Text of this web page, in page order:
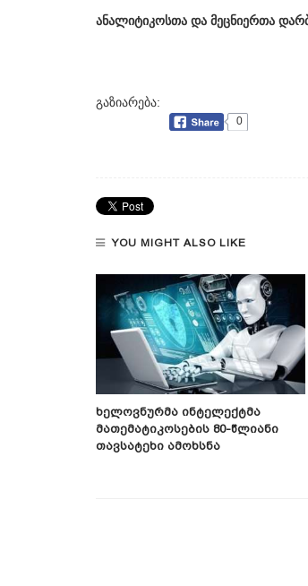
ანალიტიკოსთა და მეცნიერთა
გაზიარება:
0
YOU MIGHT ALSO LIKE
Ხელოვნურმა Ინტელექტმა
Მათემატიკოსების 80-Წლიანი
Თავსატეხი Ამოხსნა